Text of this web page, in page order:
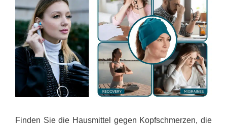
Finden Sie die Hausmittel gegen Kopfschmerzen, die